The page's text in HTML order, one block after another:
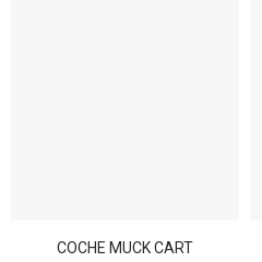
COCHE MUCK CART